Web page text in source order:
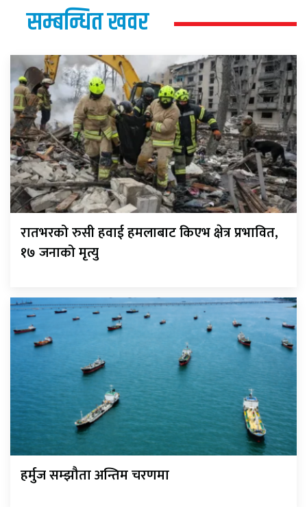
सम्बन्धित खवर
रातभरको रुसी हवाई हमलाबाट किएभ क्षेत्र प्रभावित,
१७ जनाको मृत्यु
हर्मुज सम्झौता अन्तिम चरणमा